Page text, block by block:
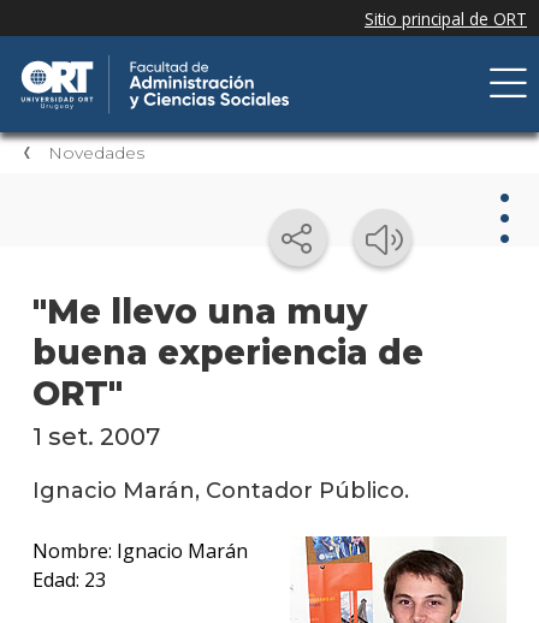
Novedades
"Me llevo una muy
buena experiencia de
ORT"
1 set. 2007
Ignacio Marán, Contador Público.
Nombre: Ignacio Marán
Edad: 23